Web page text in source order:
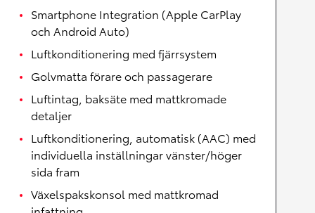
Smartphone Integration (Apple CarPlay
och Android Auto)
Luftkonditionering med fjärrsystem
Golvmatta förare och passagerare
Luftintag, baksäte med mattkromade
detaljer
Luftkonditionering, automatisk (AAC) med
individuella inställningar vänster/höger
sida fram
Växelspakskonsol med mattkromad